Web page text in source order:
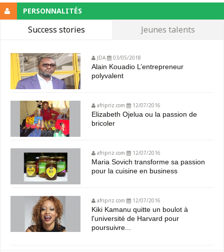
PERSONNALITÉS
Success stories Jeunes talents
JDA 03/05/2018
Alain Kouadio L’entrepreneur
polyvalent
afripriz.com 12/07/2016
Elizabeth Ojelua ou la passion de
bricoler
afripriz.com 12/07/2016
Maria Sovich transforme sa passion
pour la cuisine en business
afripriz.com 12/07/2016
Kiki Kamanu quitte un boulot à
l'université de Harvard pour
poursuivre...